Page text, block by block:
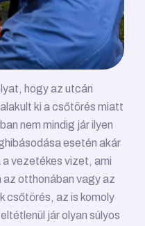
hogy az utcán
ki a csőtörés miatt
nem mindig jár ilyen
esetén akár
vezetékes vizet, ami
otthonában vagy az
csőtörés, az is komoly
jár olyan súlyos